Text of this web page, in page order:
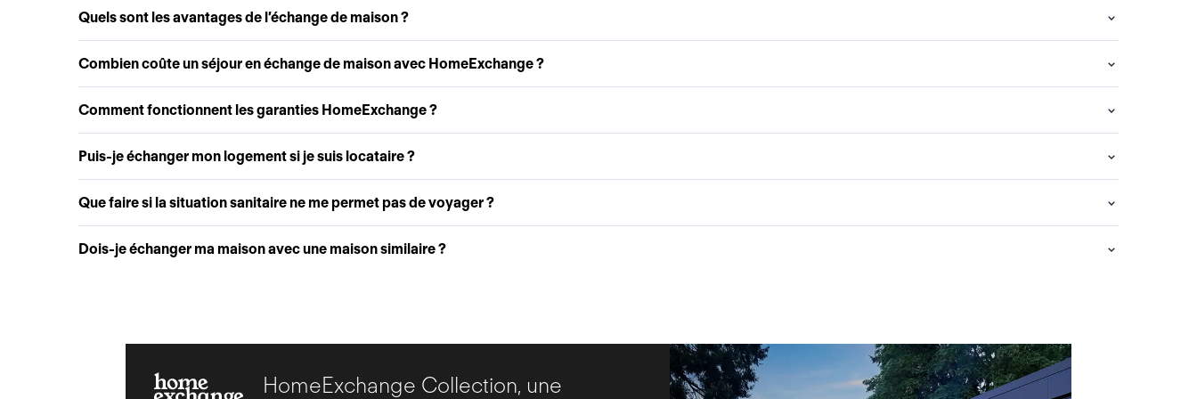
Quels sont les avantages de l’échange de maison ?
Combien coûte un séjour en échange de maison avec HomeExchange ?
Comment fonctionnent les garanties HomeExchange ?
Puis-je échanger mon logement si je suis locataire ?
Que faire si la situation sanitaire ne me permet pas de voyager ?
Dois-je échanger ma maison avec une maison similaire ?
HomeExchange Collection, une